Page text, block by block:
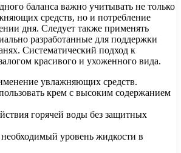
баланса важно учитывать не только
средств, но и потребление
дня. Следует также применять
разработанные для поддержки
Систематический подход к
красивого и ухоженного вида.
увлажняющих средств.
крем с высоким содержанием
горячей воды без защитных
уровень жидкости в